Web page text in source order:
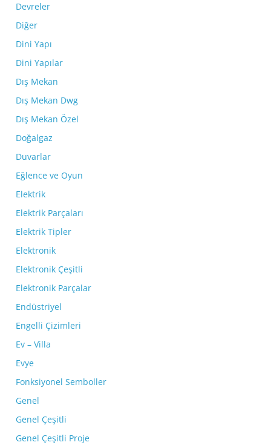
Devreler
Diğer
Dini Yapı
Dini Yapılar
Dış Mekan
Dış Mekan Dwg
Dış Mekan Özel
Doğalgaz
Duvarlar
Eğlence ve Oyun
Elektrik
Elektrik Parçaları
Elektrik Tipler
Elektronik
Elektronik Çeşitli
Elektronik Parçalar
Endüstriyel
Engelli Çizimleri
Ev – Villa
Evye
Fonksiyonel Semboller
Genel
Genel Çeşitli
Genel Çeşitli Proje